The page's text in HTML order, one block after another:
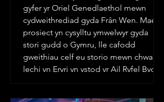
gyfer yr Oriel Genedlaethol mewn
cydweithrediad gyda Frân Wen. Mae’r
prosiect yn cysylltu ymwelwyr gyda
stori gudd o Gymru, lle cafodd
gweithiau celf eu storio mewn chwarel
lechi yn Eryri yn ystod yr Ail Ryfel Byd,